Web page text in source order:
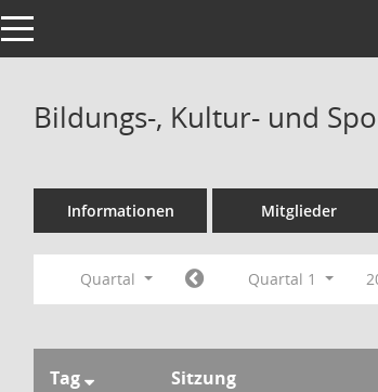
Toggle navigation
Bildungs-, Kultur- und
Informationen Mitglieder
Quartal Quartal 1
Tag Sitzung